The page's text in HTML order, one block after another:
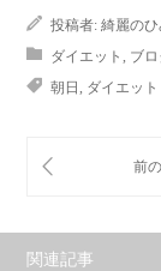
投稿者: 綺麗のひ
ダイエット , ブ
朝日 , ダイエット
関連記事